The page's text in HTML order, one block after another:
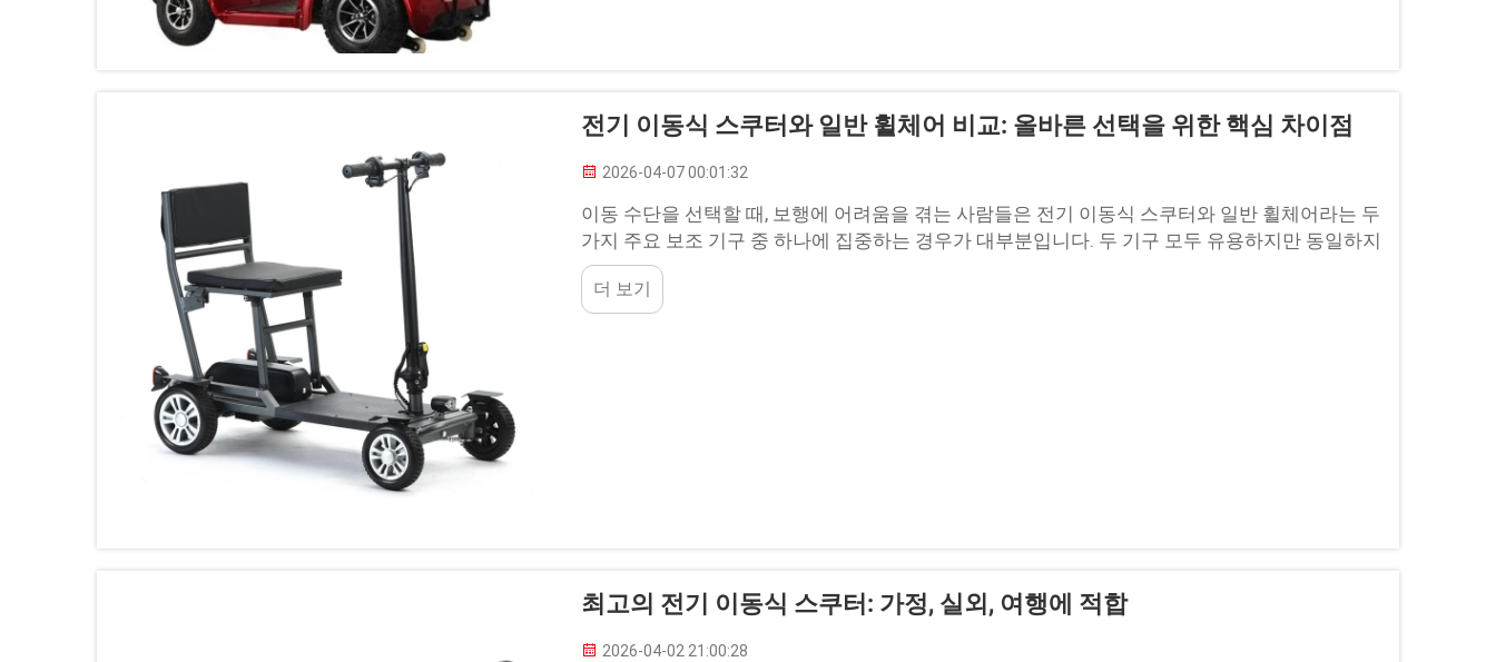
전기 이동식 스쿠터와 일반 휠체어 비교: 올바른 선택을 위한 핵심 차이점
2026-04-07 00:01:32
이동 수단을 선택할 때, 보행에 어려움을 겪는 사람들은 전기 이동식 스쿠터와 일반 휠체어라는 두
가지 주요 보조 기구 중 하나에 집중하는 경우가 대부분입니다. 두 기구 모두 유용하지만 동일하지
는 않습니다. 최적의 기구를 선택하는 것은 삶의 질을 크게 향상시킬 수 있습니다...
더 보기
최고의 전기 이동식 스쿠터: 가정, 실외, 여행에 적합
2026-04-02 21:00:28